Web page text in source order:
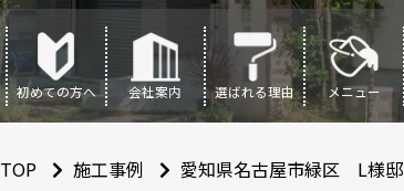
初めての方へ 会社案内 選ばれる理由 メニュー
TOP 施工事例 愛知県名古屋市緑区 L様邸